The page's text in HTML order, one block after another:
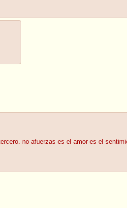
no afuerzas es el amor es el